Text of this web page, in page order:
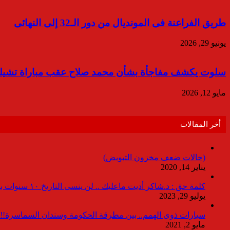
طريق الفراعنة فى المونديال من دور الـ32 إلى النهائى
يونيو 29, 2026
سلوت يكشف مفاجأة بشأن محمد صلاح عقب مباراة
مايو 12, 2026
أخر المقالات
(حالات ضعف مخزون التبويض)
يناير 14, 2020
كلمة حق : د.شاكر أديت ماعليك .. لن ينسى التاريخ ١٠ سنوات بدون انقطاعات
يوليو 29, 2023
سيارات ذوى الهمم.. بين مطرقة الحكومة وسندان السماسرة!!
مايو 2, 2021